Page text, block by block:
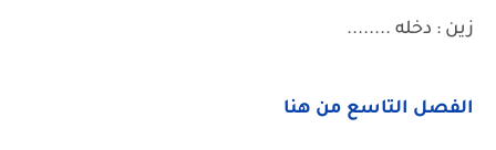
زين : دخله ........
الفصل التاسع من هنا